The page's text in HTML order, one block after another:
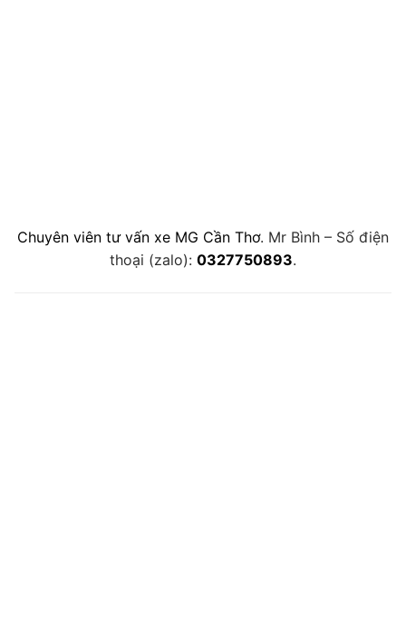
Chuyên viên tư vấn xe MG Cần Thơ. Mr Bình – Số điện
thoại (zalo): 0327750893.